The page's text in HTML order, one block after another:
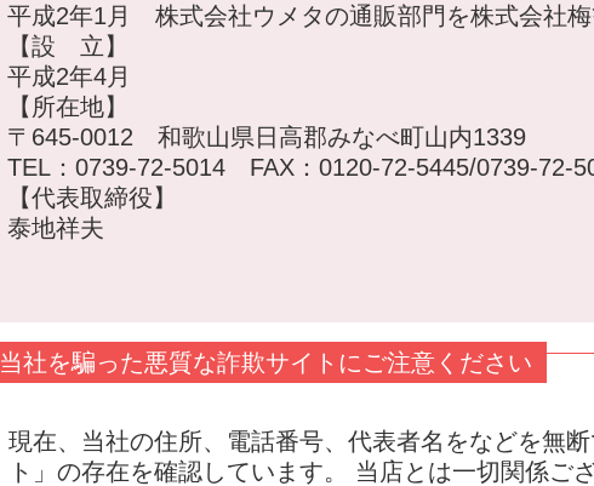
平成2年1月 株式会社ウメタの通販部門を株式会社
【設 立】
平成2年4月
【所在地】
〒645-0012 和歌山県日高郡みなべ町山内1339
TEL：0739-72-5014 FAX：0120-72-5445/0739-72-
【代表取締役】
泰地祥夫
当社を騙った悪質な詐欺サイトにご注意ください
現在、当社の住所、電話番号、代表者名をなどを無
ト」の存在を確認しています。 当店とは一切関係ご